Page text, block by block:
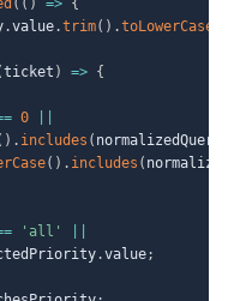
( ( ) => {
.value.trim( ) .toLowerCase
ticket ) => {
0
) . includes ( normalizedQuery
( ) . includes (
'all'
.value;